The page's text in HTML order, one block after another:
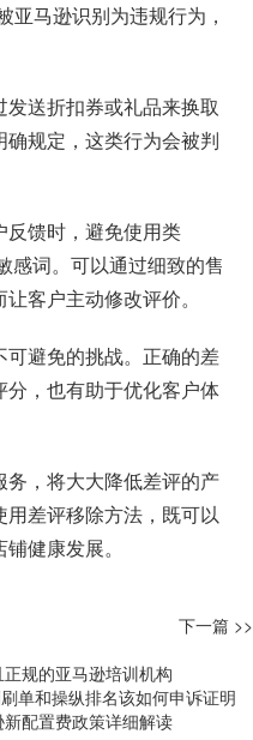
亚马逊识别为违规行为，
送折扣券或礼品来换取
规定，这类行为会被判
馈时，避免使用类
感词。可以通过细致的售
客户主动修改评价。
避免的挑战。正确的差
，也有助于优化客户体
，将大大降低差评的产
差评移除方法，既可以
健康发展。
下一篇 >>
规的亚马逊培训机构
单和操纵排名该如何申诉证明
配置费政策详细解读